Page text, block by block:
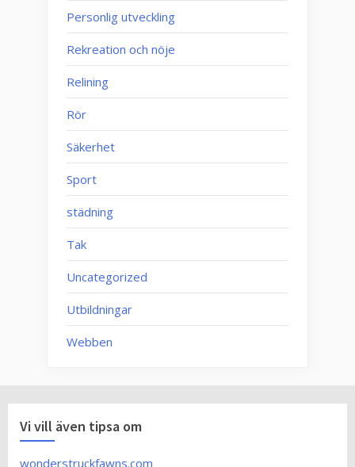
Personlig utveckling
Rekreation och nöje
Relining
Rör
Säkerhet
Sport
städning
Tak
Uncategorized
Utbildningar
Webben
Vi vill även tipsa om
wonderstruckfawns.com